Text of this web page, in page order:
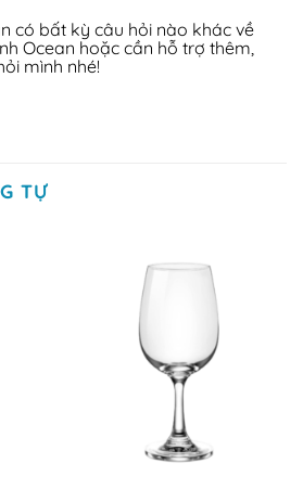
có bất kỳ câu hỏi nào khác về
Ocean hoặc cần hỗ trợ thêm,
mình nhé!
TỰ